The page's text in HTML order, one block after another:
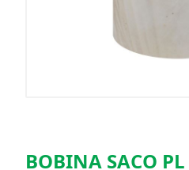
BOBINA SACO